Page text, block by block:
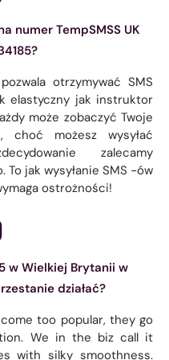
numer TempSMSS UK
otrzymywać SMS
elastyczny jak instruktor
może zobaczyć Twoje
choć możesz wysyłać
zalecamy
jak wysyłanie SMS -ów
ostrożności!
w Wielkiej Brytanii w
działać?
too popular, they go
We in the biz call it
with silky smoothness.